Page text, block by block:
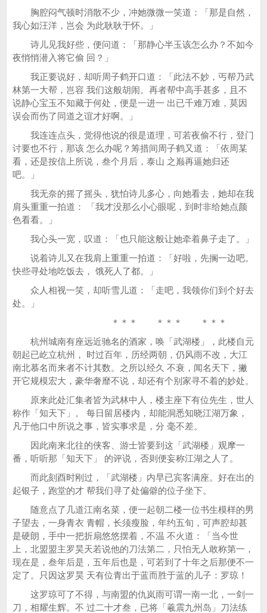
胸腔闷气顿时消散不少，冲她微微一笑道：「那是自然，
我心如汪洋，岂会 为此耿耿于怀。」
诗儿见我好些，便问道：「那静心半玉该怎么办？不如今
夜悄悄潜入将它偷 回？」
我正要说好，却听周子鹤开口道：「此法不妙，丐帮乃武
林第一大帮，岂容 我们这般胡闹。再者帮中高手甚多，且不
说静心宝玉不知藏于何处，便是一进一 出已千难万难，莫因
误会而伤了同道之谊才好啊。」
我连连点头，觉得他说的很是道理，可若夜偷不行，登门
讨要也不行，那该 怎么办呢？筹措间周子鹤又道：「依周某
看，还是按信上所说，叁个月后，泰山 之巅再逼她归还
吧。」
我无奈的摇了摇头，犹怕诗儿多心，向她看去，她却在我
肩头重重一拍道： 「我才没那么小心眼呢，到时非给她点颜
色看看。」
我心头一宽，叹道：「也只能这般让她牵着鼻子走了。」
说着诗儿又在我肩上重重一拍道：「好啦，先搁一边吧。
快些寻处地吃饭去， 饿死人了都。」
众人相视一笑，却听雪儿道：「走吧，我领你们到个好去
处。」
＊＊＊ ＊＊＊ ＊＊＊
杭州城南有座远近驰名的酒家，唤「武湖楼」，此楼自元
朝起已屹立杭州， 时过百年，历经两朝，仍风雨不改，大江
南北慕名而来者不计其数。之所以经久 不衰，闻名天下，撇
开它规模宏大，豪华奢靡不说，却还有个别家寻不着的妙处。
原来此处汇集者皆为武林中人，楼主座下有位先生，世人
称作「知天下」。 每日留居楼内，却能洞悉知晓江湖万象，
凡于他口中所说之事，皆实事求是，分 毫不差。
因此南来北往的侠客、游士皆要到这「武湖楼」观摩一
番，听听那「知天下」 的评说，否则便妄称江湖之人了。
而此刻酉时刚过，「武湖楼」内早已宾客满座。好在出的
起银子，跑堂的才 帮我们寻了处偏僻的位子坐下。
随意点了几道江南名菜，便一起朝二楼一位书生模样的男
子望去，一身青衣 青帽，长须瘦脸，年约五旬，可声腔却甚
是硬朗，手中一把折扇悠悠摆着，不温 不火道：「当今世
上，北盟盟主罗昊天若说他的刀法第二，只怕无人敢称第一，
现在是，叁年后是，五年后也是，可若到了十年之后那便不一
定了。只因这罗昊 天有位青出于蓝而胜于蓝的儿子：罗琼！
这罗琼可了不得，与南盟的仇岚雨可谓一南一北，一剑一
刀，相耀生辉。不 过二十才叁，已将「羲震九州岛」刀法练